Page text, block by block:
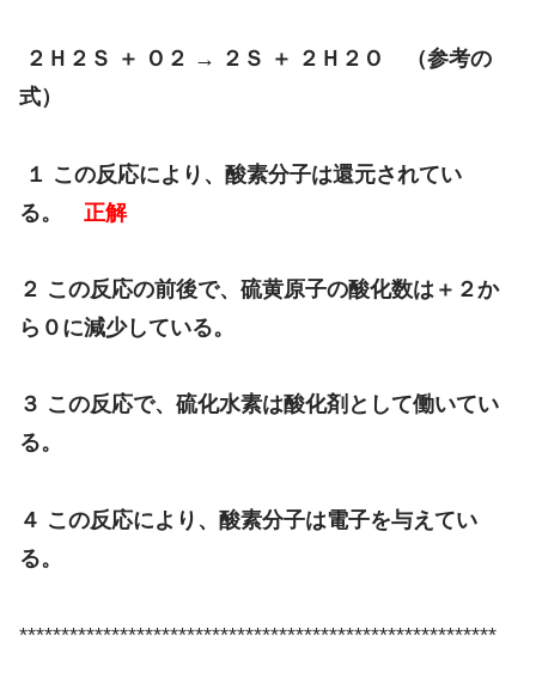
２Ｈ２Ｓ ＋ Ｏ２ → ２Ｓ ＋ ２Ｈ２Ｏ （参考の
式）
１ この反応により、酸素分子は還元されてい
る。 正解
２ この反応の前後で、硫黄原子の酸化数は＋２か
ら０に減少している。
３ この反応で、硫化水素は酸化剤として働いてい
る。
４ この反応により、酸素分子は電子を与えてい
る。
*********************************************************